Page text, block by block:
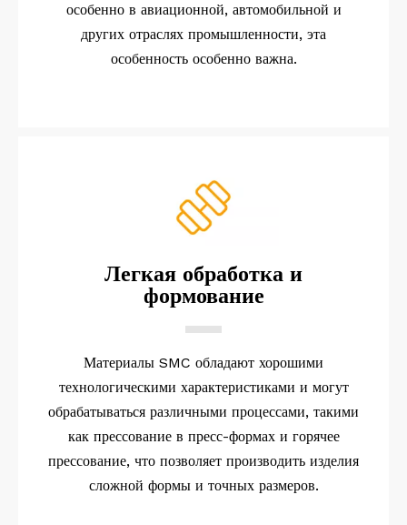
особенно в авиационной, автомобильной и
других отраслях промышленности, эта
особенность особенно важна.
Легкая обработка и
формование
Материалы SMC обладают хорошими
технологическими характеристиками и могут
обрабатываться различными процессами, такими
как прессование в пресс-формах и горячее
прессование, что позволяет производить изделия
сложной формы и точных размеров.